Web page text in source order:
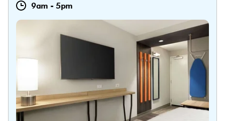
9am - 5pm